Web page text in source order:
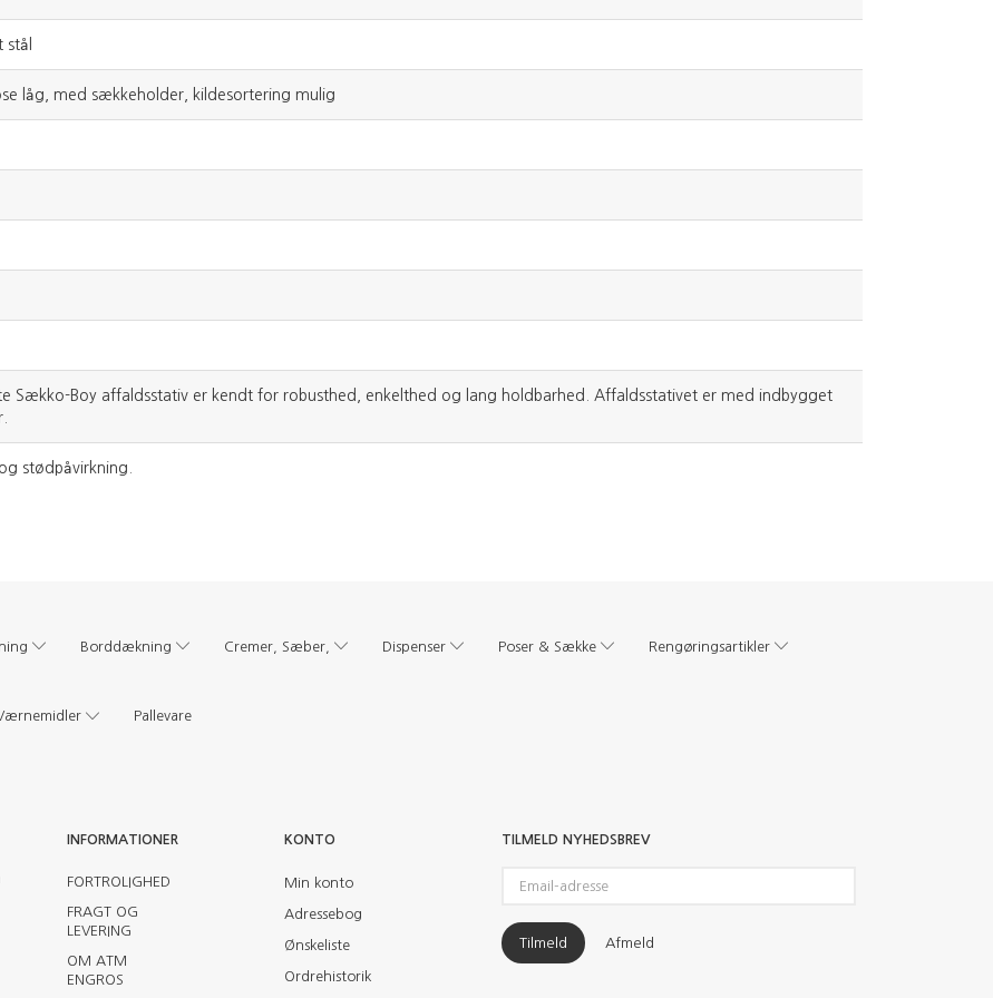
stål
låg, med sækkeholder, kildesortering mulig
Sækko-Boy affaldsstativ er kendt for robusthed, enkelthed og lang holdbarhed. Affaldsstativet er med indbygget
stødpåvirkning.
Borddækning Cremer, Sæber, Dispenser Poser & Sække Rengøringsartikler
Pallevare
INFORMATIONER
FORTROLIGHED
FRAGT OG
LEVERING
OM ATM
ENGROS
KONTO
Min konto
Adressebog
Ønskeliste
Ordrehistorik
TILMELD NYHEDSBREV
adresse
Tilmeld Afmeld